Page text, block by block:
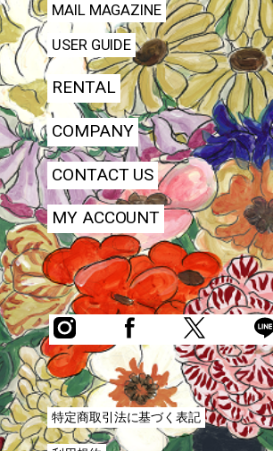
MAIL MAGAZINE
USER GUIDE
RENTAL
COMPANY
CONTACT US
MY ACCOUNT
特定商取引法に基づく表記